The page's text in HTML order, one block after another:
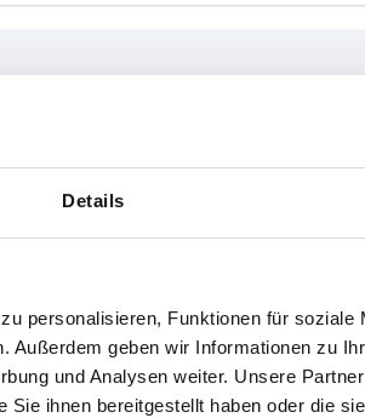
Details
personalisieren, Funktionen für soziale
Außerdem geben wir Informationen zu
und Analysen weiter. Unsere
ihnen bereitgestellt haben oder die
täglich aktualisiert.
bestätigte
4-20 Tage